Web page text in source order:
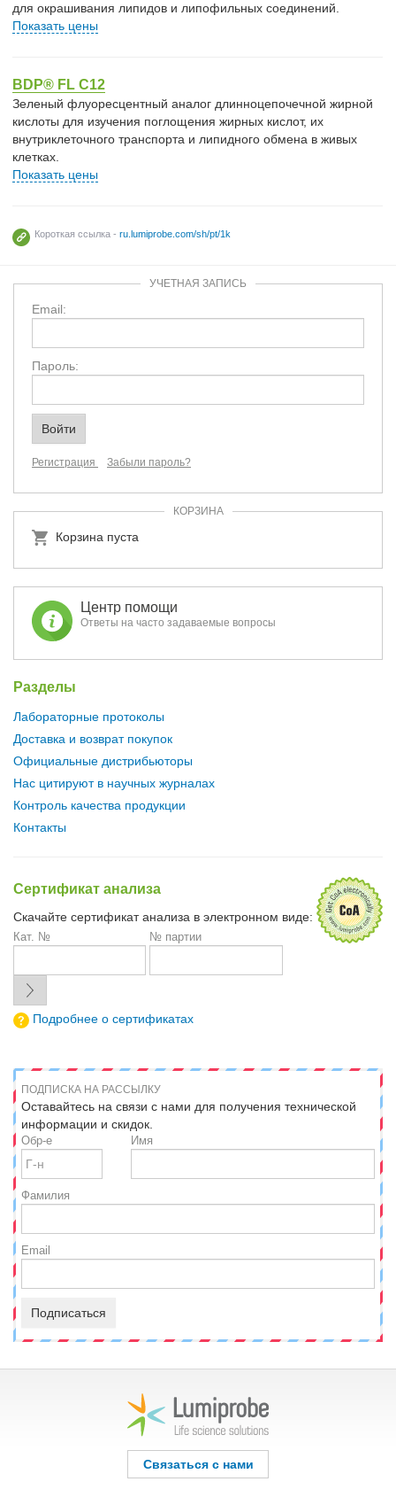
для окрашивания липидов и липофильных соединений.
Показать цены
BDP® FL C12
Зеленый флуоресцентный аналог длинноцепочечной жирной
кислоты для изучения поглощения жирных кислот, их
внутриклеточного транспорта и липидного обмена в живых
клетках.
Показать цены
Короткая ссылка - ru.lumiprobe.com/sh/pt/1k
УЧЕТНАЯ ЗАПИСЬ
Email:
Пароль:
Регистрация Забыли пароль?
КОРЗИНА
Корзина пуста
Центр помощи
Ответы на часто задаваемые вопросы
Разделы
Лабораторные протоколы
Доставка и возврат покупок
Официальные дистрибьюторы
Нас цитируют в научных журналах
Контроль качества продукции
Контакты
Сертификат анализа
Скачайте сертификат анализа в электронном виде:
Кат. № № партии
Подробнее о сертификатах
ПОДПИСКА НА РАССЫЛКУ
Оставайтесь на связи с нами для получения технической
информации и скидок.
Обр-е Имя
Фамилия
Email
Подписаться
Связаться с нами